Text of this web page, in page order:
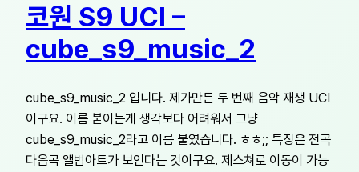
코원 S9 UCI –
cube_s9_music_2
cube_s9_music_2 입니다. 제가만든 두 번째 음악 재생 UCI
이구요. 이름 붙이는게 생각보다 어려워서 그냥
cube_s9_music_2라고 이름 붙였습니다. ㅎㅎ;; 특징은 전곡
다음곡 앨범아트가 보인다는 것이구요. 제스쳐로 이동이 가능